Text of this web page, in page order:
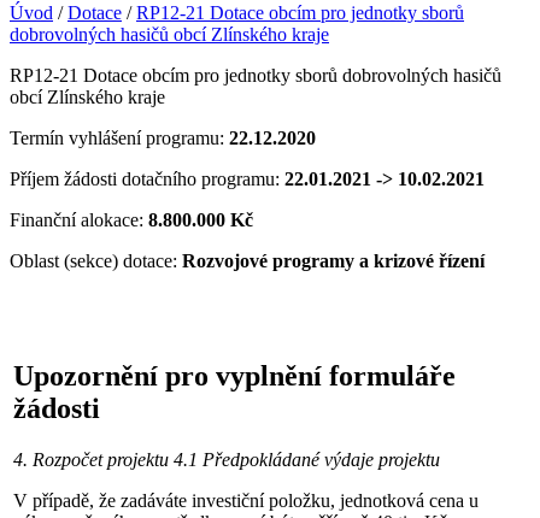
Úvod /Dotace /RP12-21 Dotace obcím pro jednotky sborů
dobrovolných hasičů obcí Zlínského kraje
RP12-21 Dotace obcím pro jednotky sborů dobrovolných hasičů
obcí Zlínského kraje
Termín vyhlášení programu: 22.12.2020
Příjem žádosti dotačního programu: 22.01.2021 -> 10.02.2021
Finanční alokace: 8.800.000 Kč
Oblast (sekce) dotace: Rozvojové programy a krizové řízení
Upozornění pro vyplnění formuláře
žádosti
4. Rozpočet projektu 4.1 Předpokládané výdaje projektu
V případě, že zadáváte investiční položku, jednotková cena u